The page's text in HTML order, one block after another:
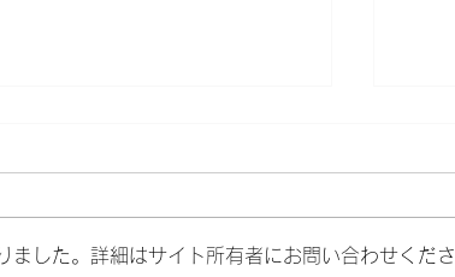
浪人する前に。
ました。詳細はサイト所有者にお問い合わせくださ